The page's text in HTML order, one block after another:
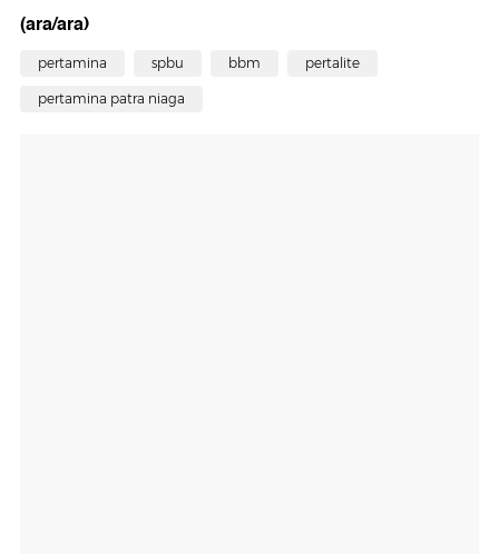
(ara/ara)
pertamina spbu bbm pertalite
pertamina patra niaga